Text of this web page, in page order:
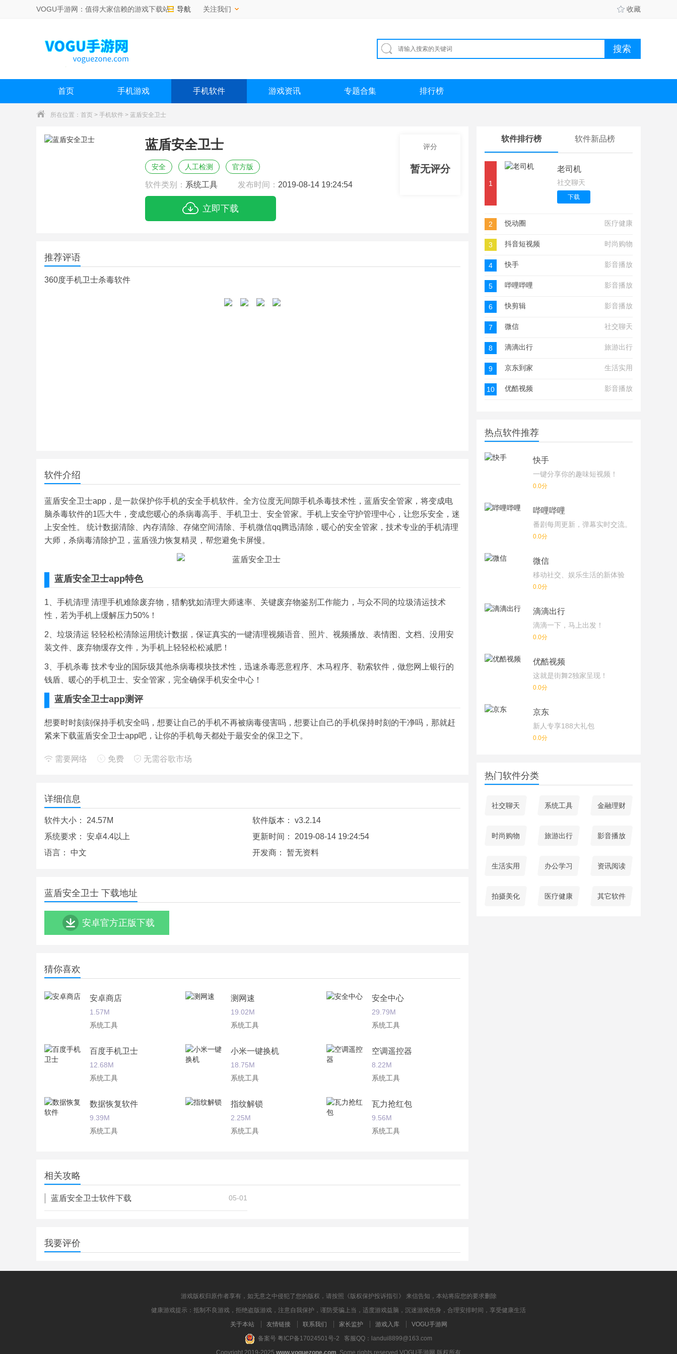
VOGU手游网：值得大家信赖的游戏下载站！ 导航 关注我们 收藏
首页 手机游戏 手机软件 游戏资讯 专题合集 排行榜
所在位置： 首页 > 手机软件 > 蓝盾安全卫士
蓝盾安全卫士
安全 人工检测 官方版
软件类别： 系统工具 发布时间： 2019-08-14 19:24:54
立即下载
评分
暂无评分
推荐评语
360度手机卫士杀毒软件
软件介绍
蓝盾安全卫士app，是一款保护你手机的安全手机软件。全方位度无间隙手机杀毒技术性，蓝盾安全管家，将变成电
脑杀毒软件的1匹大牛，变成您暖心的杀病毒高手、手机卫士、安全管家。手机上安全守护管理中心，让您乐安全，迷
上安全性。 统计数据清除、內存清除、存储空间清除、手机微信qq腾迅清除，暖心的安全管家，技术专业的手机清理
大师，杀病毒清除护卫，蓝盾强力恢复精灵，帮您避免卡屏慢。
蓝盾安全卫士app特色
1、手机清理 清理手机难除废弃物，猎豹犹如清理大师速率、关键废弃物鉴别工作能力，与众不同的垃圾清运技术
性，若为手机上缓解压力50%！
2、垃圾清运 轻轻松松清除运用统计数据，保证真实的一键清理视频语音、照片、视频播放、表情图、文档、没用安
装文件、废弃物缓存文件，为手机上轻轻松松减肥！
3、手机杀毒 技术专业的国际级其他杀病毒模块技术性，迅速杀毒恶意程序、木马程序、勒索软件，做您网上银行的
钱盾、暖心的手机卫士、安全管家，完全确保手机安全中心！
蓝盾安全卫士app测评
想要时时刻刻保持手机安全吗，想要让自己的手机不再被病毒侵害吗，想要让自己的手机保持时刻的干净吗，那就赶
紧来下载蓝盾安全卫士app吧，让你的手机每天都处于最安全的保卫之下。
需要网络 免费 无需谷歌市场
详细信息
软件大小： 24.57M 软件版本： v3.2.14
系统要求： 安卓4.4以上 更新时间： 2019-08-14 19:24:54
语言： 中文 开发商： 暂无资料
蓝盾安全卫士 下载地址
安卓官方正版下载
猜你喜欢
安卓商店
1.57M
系统工具
测网速
19.02M
系统工具
安全中心
29.79M
系统工具
百度手机卫士
12.68M
系统工具
小米一键换机
18.75M
系统工具
空调遥控器
8.22M
系统工具
数据恢复软件
9.39M
系统工具
指纹解锁
2.25M
系统工具
瓦力抢红包
9.56M
系统工具
系统工具
系统工具
系统工具
相关攻略
蓝盾安全卫士软件下载 05-01
我要评价
软件排行榜 软件新品榜
1
老司机
社交聊天
下载
2 悦动圈 医疗健康
3 抖音短视频 时尚购物
4 快手 影音播放
5 哔哩哔哩 影音播放
6 快剪辑 影音播放
7 微信 社交聊天
8 滴滴出行 旅游出行
9 京东到家 生活实用
10 优酷视频 影音播放
热点软件推荐
快手
一键分享你的趣味短视频！
0.0分
哔哩哔哩
番剧每周更新，弹幕实时交流。
0.0分
微信
移动社交、娱乐生活的新体验
0.0分
滴滴出行
滴滴一下，马上出发！
0.0分
优酷视频
这就是街舞2独家呈现！
0.0分
京东
新人专享188大礼包
0.0分
热门软件分类
社交聊天 系统工具 金融理财
时尚购物 旅游出行 影音播放
生活实用 办公学习 资讯阅读
拍摄美化 医疗健康 其它软件
游戏版权归原作者享有，如无意之中侵犯了您的版权，请按照《版权保护投诉指引》 来信告知，本站将应您的要求删除
健康游戏提示：抵制不良游戏，拒绝盗版游戏，注意自我保护，谨防受骗上当，适度游戏益脑，沉迷游戏伤身，合理安排时间，享受健康生活
关于本站
友情链接 联系我们 家长监护 游戏入库
VOGU手游网
备案号 粤ICP备17024501号-2 客服QQ：landui8899@163.com
Copyright 2019-2025 www.voguezone.com . Some rights reserved.VOGU手游网 版权所有